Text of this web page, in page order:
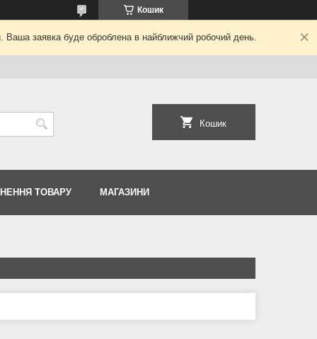
Кошик
Ваша заявка буде оброблена в найближчий робочий день.
Кошик
ТОВАРУ МАГАЗИНИ